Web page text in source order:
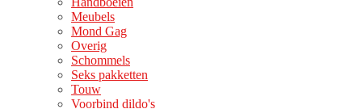
Meubels
Mond Gag
Overig
Schommels
Seks pakketten
Touw
Voorbind dildo's